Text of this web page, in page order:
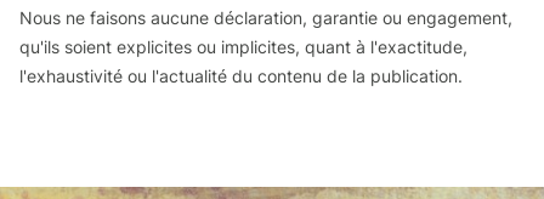
Nous ne faisons aucune déclaration, garantie ou engagement,
qu'ils soient explicites ou implicites, quant à l'exactitude,
l'exhaustivité ou l'actualité du contenu de la publication.